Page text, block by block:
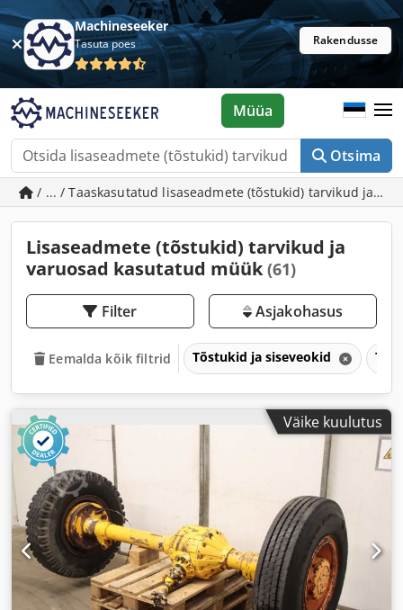
Machineseeker
Tasuta poes Rakendusse
Otsima
Müüa
/ ... / Taaskasutatud lisaseadmete (tõstukid) tarvikud ja
Lisaseadmete (tõstukid) tarvikud ja
varuosad kasutatud müük (61)
Filter Asjakohasus
Eemalda kõik filtrid Tõstukid ja siseveokid
Väike kuulutus